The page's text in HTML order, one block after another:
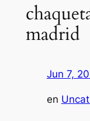
madrid
Jun 7,
en